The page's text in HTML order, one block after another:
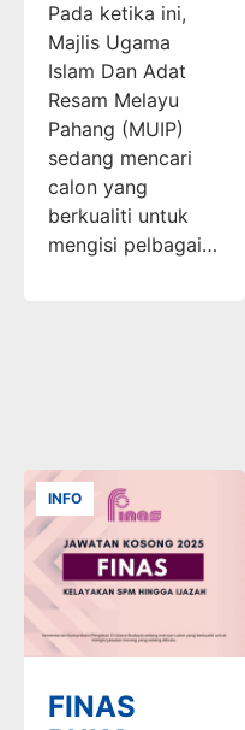
Pada ketika ini,
Majlis Ugama
Islam Dan Adat
Resam Melayu
Pahang (MUIP)
sedang mencari
calon yang
berkualiti untuk
mengisi pelbagai…
INFO
FINAS